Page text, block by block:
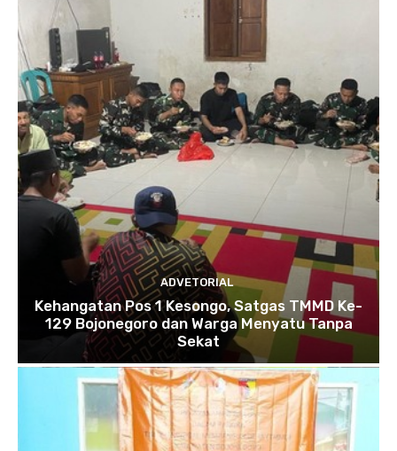
ADVETORIAL
Kehangatan Pos 1 Kesongo, Satgas TMMD Ke-
129 Bojonegoro dan Warga Menyatu Tanpa
Sekat